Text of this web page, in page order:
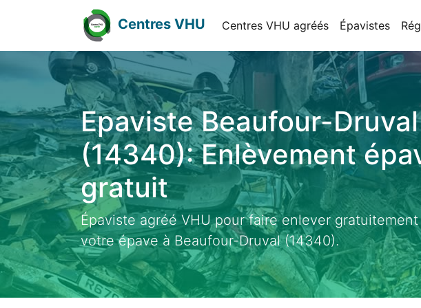
Centres VHU Centres VHU agréés Épavistes
Epaviste Beaufour-Druval
(14340): Enlèvement
gratuit
Épaviste agréé VHU pour faire enlever gratuitement
votre épave à Beaufour-Druval (14340).